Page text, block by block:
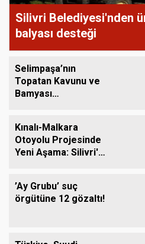
Silivri Belediyesi'nden
balyası desteği
Selimpaşa’nın
Topatan Kavunu ve
Bamyası
Kınalı-Malkara
Otoyolu Projesinde
Yeni Aşama: Silivri'yi
Ağustos'ta Başlıyor
’Ay Grubu’ suç
örgütüne 12 gözaltı!